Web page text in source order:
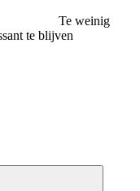
Te weinig
te blijven